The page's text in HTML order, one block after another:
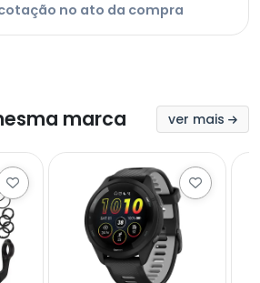
no ato da compra
marca ver mais